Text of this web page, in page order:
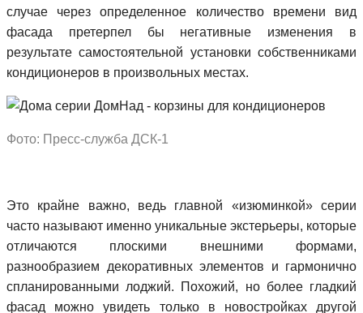
случае через определенное количество времени вид
фасада претерпел бы негативные изменения в
результате самостоятельной установки собственниками
кондиционеров в произвольных местах.
Фото: Пресс-служба ДСК-1
Это крайне важно, ведь главной «изюминкой» серии
часто называют именно уникальные экстерьеры, которые
отличаются плоскими внешними формами,
разнообразием декоративных элементов и гармонично
спланированными лоджий. Похожий, но более гладкий
фасад можно увидеть только в новостройках другой